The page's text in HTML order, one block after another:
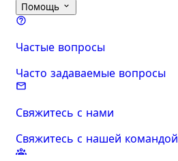
Помощь
Частые вопросы
Часто задаваемые вопросы
Свяжитесь с нами
Свяжитесь с нашей командой